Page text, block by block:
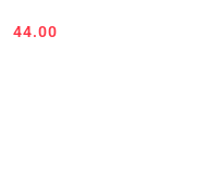
Cena:
44.00